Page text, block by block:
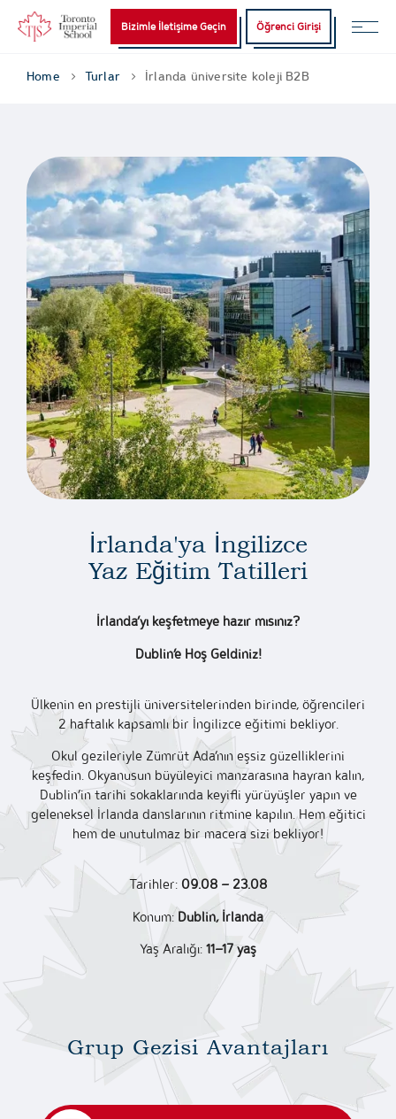
Bizimle İletişime Geçin Öğrenci Girişi
Home Turlar İrlanda üniversite koleji B2B
İrlanda'ya İngilizce
Yaz Eğitim Tatilleri
İrlanda’yı keşfetmeye hazır mısınız?
Dublin’e Hoş Geldiniz!
Ülkenin en prestijli üniversitelerinden birinde, öğrencileri
2 haftalık kapsamlı bir İngilizce eğitimi bekliyor.
Okul gezileriyle Zümrüt Ada’nın eşsiz güzelliklerini
keşfedin. Okyanusun büyüleyici manzarasına hayran kalın,
Dublin’in tarihi sokaklarında keyifli yürüyüşler yapın ve
geleneksel İrlanda danslarının ritmine kapılın. Hem eğitici
hem de unutulmaz bir macera sizi bekliyor!
Tarihler: 09.08 – 23.08
Konum: Dublin, İrlanda
Yaş Aralığı: 11–17 yaş
Grup Gezisi Avantajları